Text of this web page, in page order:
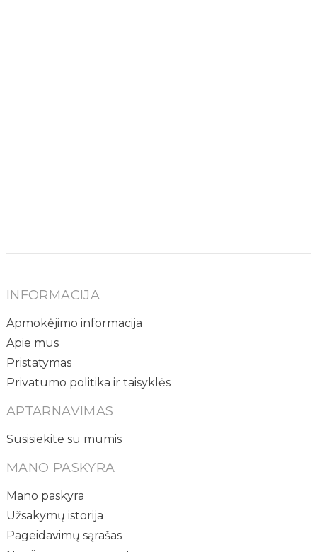
INFORMACIJA
Apmokėjimo informacija
Apie mus
Pristatymas
Privatumo politika ir taisyklės
APTARNAVIMAS
Susisiekite su mumis
MANO PASKYRA
Mano paskyra
Užsakymų istorija
Pageidavimų sąrašas